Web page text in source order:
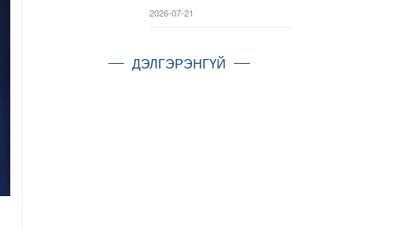
2026-07-21
ДЭЛГЭРЭНГҮЙ